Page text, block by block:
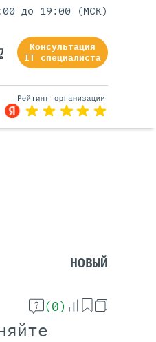
до 19:00 (МСК)
Консультация
IT специалиста
НОВЫЙ
(0)